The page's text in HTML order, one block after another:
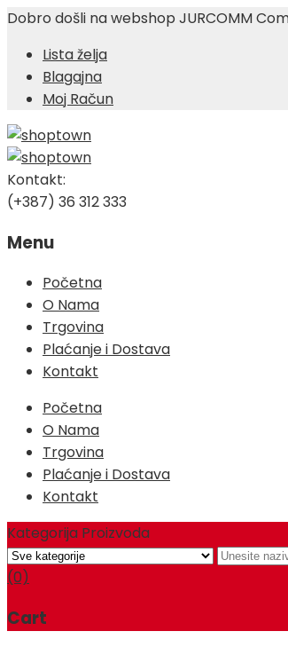
Dobro došli na webshop JURCOMM
Lista želja
Blagajna
Moj Račun
Kontakt:
(+387) 36 312 333
Menu
Skip
content
Početna
O Nama
Trgovina
Plaćanje i Dostava
Kontakt
Početna
O Nama
Trgovina
Plaćanje i Dostava
Kontakt
Kategorija Proizvoda
(0)
Cart